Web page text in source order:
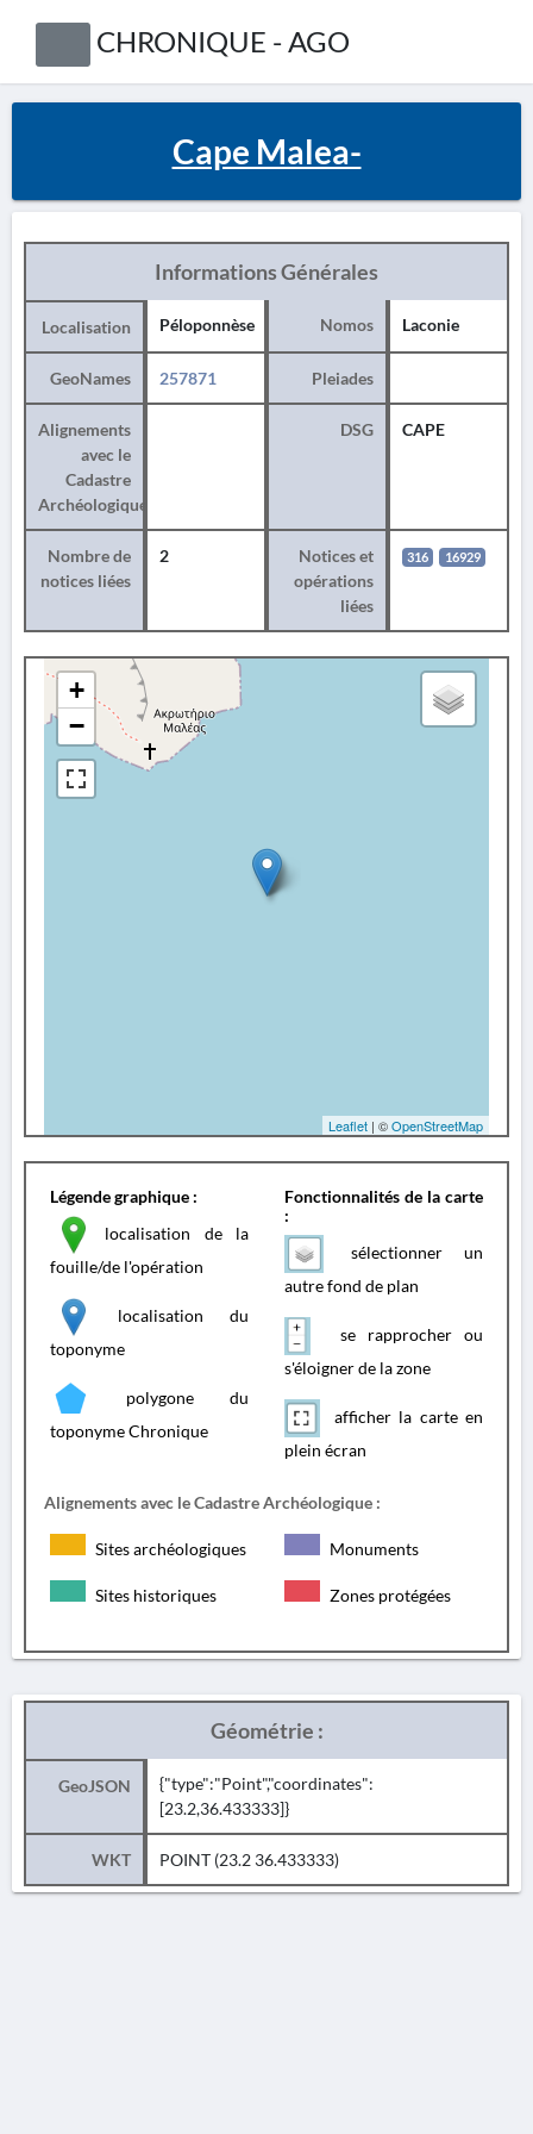
CHRONIQUE - AGO
Cape Malea-
Informations Générales
Localisation Péloponnèse Nomos Laconie
GeoNames 257871 Pleiades
Alignements
avec le
Cadastre
Archéologique
DSG CAPE
Nombre de
notices liées
2
Notices et
opérations
liées
316 16929
+
−
Leaflet | ©OpenStreetMap
Légende graphique :
localisation de la
fouille/de l'opération
localisation du
toponyme
polygone du
toponyme Chronique
Fonctionnalités de la carte
:
sélectionner un
autre fond de plan
se rapprocher ou
s'éloigner de la zone
afficher la carte en
plein écran
Alignements avec le Cadastre Archéologique :
Sites archéologiques Monuments
Sites historiques Zones protégées
Géométrie :
GeoJSON
{"type":"Point","coordinates":
[23.2,36.433333]}
WKT POINT (23.2 36.433333)